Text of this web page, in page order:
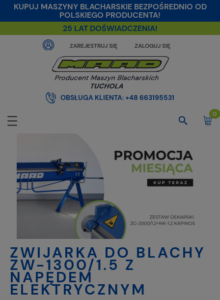
KUPUJ MASZYNY BLACHARSKIE BEZPOŚREDNIO OD
POLSKIEGO PRODUCENTA!
25 LAT DOŚWIADCZENIA!
ZAREJESTRUJ SIĘ ZALOGUJ SIĘ
OBSŁUGA KLIENTA:+48 663195531
ZWIJARKA DO BLACHY
ZW-1300/1.5 Z
NAPĘDEM
ELEKTRYCZNYM